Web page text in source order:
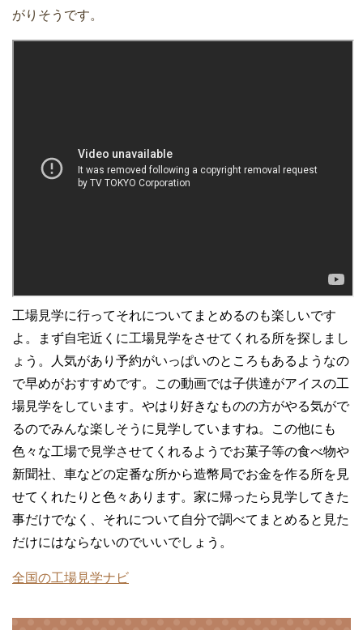
がりそうです。
工場見学に行ってそれについてまとめるのも楽しいです
よ。まず自宅近くに工場見学をさせてくれる所を探しまし
ょう。人気があり予約がいっぱいのところもあるようなの
で早めがおすすめです。この動画では子供達がアイスの工
場見学をしています。やはり好きなものの方がやる気がで
るのでみんな楽しそうに見学していますね。この他にも
色々な工場で見学させてくれるようでお菓子等の食べ物や
新聞社、車などの定番な所から造幣局でお金を作る所を見
せてくれたりと色々あります。家に帰ったら見学してきた
事だけでなく、それについて自分で調べてまとめると見た
だけにはならないのでいいでしょう。
全国の工場見学ナビ